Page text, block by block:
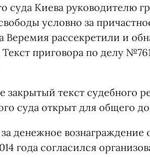
суда Киева руководителю
условно за
Веремия рассекретили и
приговора по делу
закрытый текст судебного
суда открыт для общего
денежное вознаграждение
года согласился